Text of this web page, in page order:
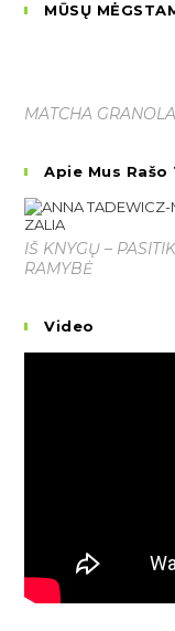
MŪSŲ
MATCHA
Apie Mus
IŠ KNYGŲ –
RAMYBĖ
Video